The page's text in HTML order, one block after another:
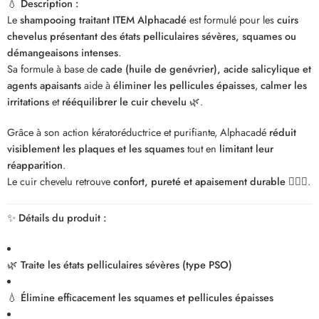
Leshampooing traitant ITEM Alphacadéest formulé pour lescuirs
chevelus présentant des états pelliculaires sévères, squames ou
démangeaisons intenses.
Sa formule à base decade (huile de genévrier), acide salicylique et
agents apaisantsaide àéliminer les pellicules épaisses, calmer les
irritationsetrééquilibrer le cuir chevelu 🌿.
Grâce à son action kératoréductrice et purifiante, Alphacadé réduit
visiblement les plaques et les squamestout en limitant leur
réapparition.
Le cuir chevelu retrouveconfort, pureté et apaisement durable 💆‍♀️✨.
✨ Détails du produit :
🌿 Traite les états pelliculaires sévères (type PSO)
💧 Élimine efficacement les squames et pellicules épaisses